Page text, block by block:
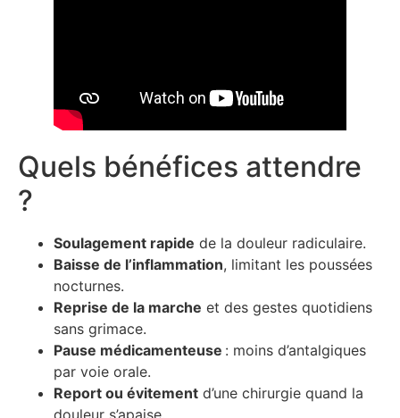
Quels bénéfices attendre
?
Soulagement rapide de la douleur radiculaire.
Baisse de l’inflammation, limitant les poussées
nocturnes.
Reprise de la marche et des gestes quotidiens
sans grimace.
Pause médicamenteuse : moins d’antalgiques
par voie orale.
Report ou évitement d’une chirurgie quand la
douleur s’apaise.